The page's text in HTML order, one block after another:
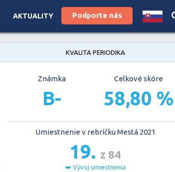
AKTUALITY Podporte nás
KVALITA PERIODIKA
Známka
B-
Celkové skóre
58,80 %
Umiestnenie v rebríčku Mestá 2021
19. z 84
➡️ Vývoj umiestnenia